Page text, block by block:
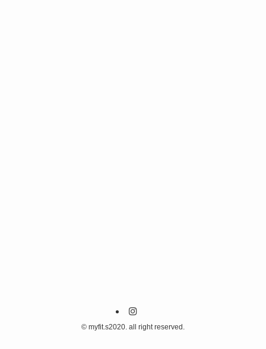
© myfit.s2020. all right reserved.